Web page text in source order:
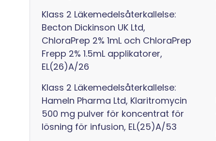
Klass 2 Läkemedelsåterkallelse:
Becton Dickinson UK Ltd,
ChloraPrep 2% 1mL och ChloraPrep
Frepp 2% 1.5mL applikatorer,
EL(26)A/26
Klass 2 Läkemedelsåterkallelse:
Hameln Pharma Ltd, Klaritromycin
500 mg pulver för koncentrat för
lösning för infusion, EL(25)A/53